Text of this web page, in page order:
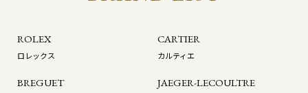
ROLEX
ロレックス
CARTIER
カルティエ
BREGUET JAEGER-LECOULTRE